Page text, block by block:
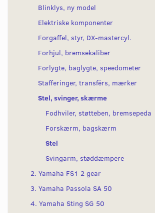
Blinklys, ny model
Elektriske komponenter
Forgaffel, styr, DX-mastercyl.
Forhjul, bremsekaliber
Forlygte, baglygte, speedometer
Stafferinger, transférs, mærker
Stel, svinger, skærme
Fodhviler, støtteben, bremsepeda
Forskærm, bagskærm
Stel
Svingarm, støddæmpere
2. Yamaha FS1 2 gear
3. Yamaha Passola SA 50
4. Yamaha Sting SG 50